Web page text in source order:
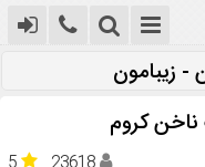
- زیبامون
کروم